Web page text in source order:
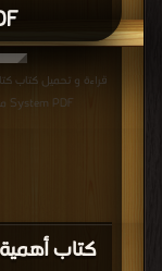
كتاب
System PDF مجانا | مكتبة >